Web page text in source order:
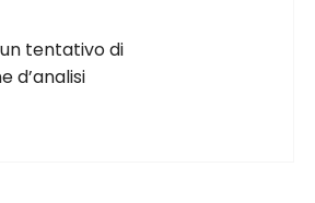
tentativo di
d’analisi